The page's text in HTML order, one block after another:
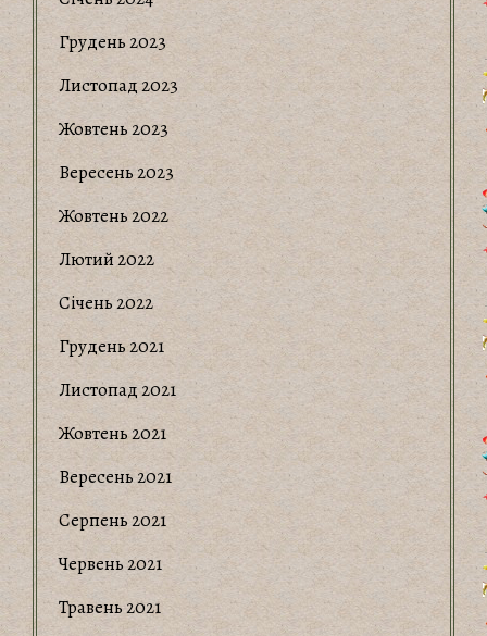
Грудень 2023
Листопад 2023
Жовтень 2023
Вересень 2023
Жовтень 2022
Лютий 2022
Січень 2022
Грудень 2021
Листопад 2021
Жовтень 2021
Вересень 2021
Серпень 2021
Червень 2021
Травень 2021